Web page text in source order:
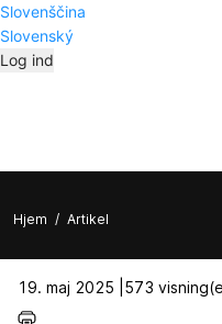
Slovenščina
Slovenský
Log ind
Hjem / Artikel
19. maj 2025 | 573